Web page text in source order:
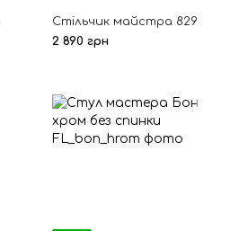
Стільчик майстра 829
2 890 грн